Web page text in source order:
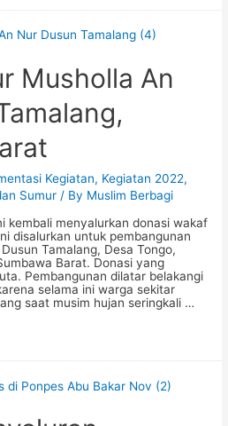
Musholla An
Kegiatan, Kegiatan 2022,
Sumur / By Muslim Berbagi
kembali menyalurkan donasi wakaf
disalurkan untuk pembangunan
Tamalang, Desa Tongo,
Barat. Donasi yang
Pembangunan dilatar belakangi
selama ini warga sekitar
saat musim hujan seringkali …